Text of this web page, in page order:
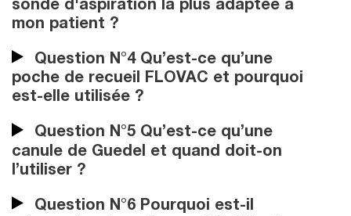
sonde d'aspiration la plus adaptée à
mon patient ?
Question N°4 Qu’est-ce qu’une
poche de recueil FLOVAC et pourquoi
est-elle utilisée ?
Question N°5 Qu’est-ce qu’une
canule de Guedel et quand doit-on
l’utiliser ?
Question N°6 Pourquoi est-il